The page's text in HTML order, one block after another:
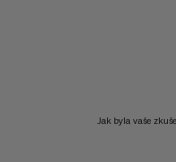
Jak byla vaše